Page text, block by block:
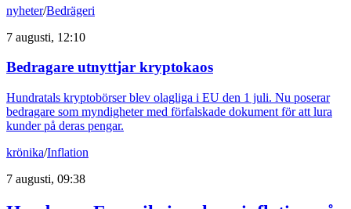
nyheter/Bedrägeri
7 augusti, 12:10
Bedragare utnyttjar kryptokaos
Hundratals kryptobörser blev olagliga i EU den 1 juli. Nu poserar
bedragare som myndigheter med förfalskade dokument för att lura
kunder på deras pengar.
krönika/Inflation
7 augusti, 09:38